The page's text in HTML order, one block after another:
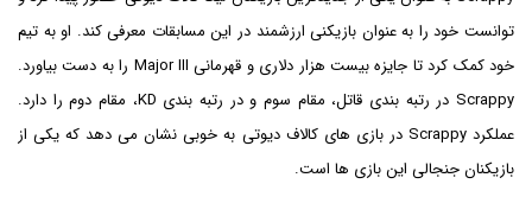
توانست خود را به عنوان بازیکنی ارزشمند در این مسابقات معرفی کند. او به تیم
خود کمک کرد تا جایزه بیست هزار دلاری و قهرمانی Major III را به دست بیاورد.
Scrappy در رتبه بندی قاتل، مقام سوم و در رتبه بندی KD، مقام دوم را دارد.
عملکرد Scrappy در بازی های کالاف دیوتی به خوبی نشان می دهد که یکی از
بازیکنان جنجالی این بازی ها است.